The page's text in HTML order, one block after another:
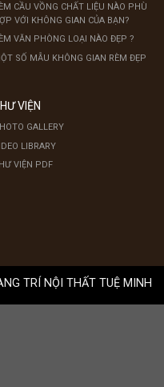
CẦU VỒNG CHẤT LIỆU NÀO PHÙ
VỚI KHÔNG GIAN CỦA BẠN?
VĂN PHÒNG LOẠI NÀO ĐẸP ?
SỐ MẪU KHÔNG GIAN RÈM ĐẸP
VIỆN
GALLERY
LIBRARY
VIỆN PDF
TRÍ NỘI THẤT TUỆ MINH